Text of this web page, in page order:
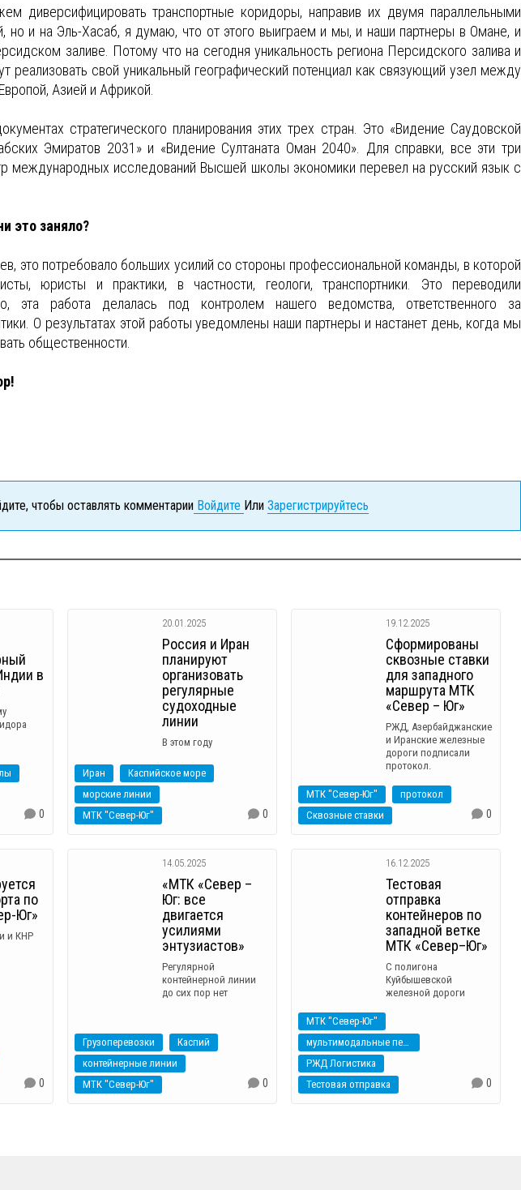
диверсифицировать транспортные коридоры, направив их двумя параллельными
но и на Эль-Хасаб, я думаю, что от этого выиграем и мы, и наши партнеры в Омане, и
заливе. Потому что на сегодня уникальность региона Персидского залива и
реализовать свой уникальный географический потенциал как связующий узел между
Азией и Африкой.
стратегического планирования этих трех стран. Это «Видение Саудовской
Эмиратов 2031» и «Видение Султаната Оман 2040». Для справки, все эти три
международных исследований Высшей школы экономики перевел на русский язык с
это заняло?
это потребовало больших усилий со стороны профессиональной команды, в которой
юристы и практики, в частности, геологи, транспортники. Это переводили
эта работа делалась под контролем нашего ведомства, ответственного за
О результатах этой работы уведомлены наши партнеры и настанет день, когда мы
общественности.
чтобы оставлять комментарии Войдите Или Зарегистрируйтесь
в
0
20.01.2025
Россия и Иран
планируют
организовать
регулярные
судоходные
линии
В этом году
Иран
Каспийское море
морские линии
МТК "Север-Юг"
0
19.12.2025
Сформированы
сквозные ставки
для западного
маршрута МТК
«Север – Юг»
РЖД, Азербайджанские
и Иранские железные
дороги подписали
протокол.
МТК "Север-Юг"
протокол
Сквозные ставки
0
по
Юг»
и КНР
0
14.05.2025
«МТК «Север –
Юг: все
двигается
усилиями
энтузиастов»
Регулярной
контейнерной линии
до сих пор нет
Грузоперевозки
Каспий
контейнерные линии
МТК "Север-Юг"
0
16.12.2025
Тестовая
отправка
контейнеров по
западной ветке
МТК «Север–Юг»
С полигона
Куйбышевской
железной дороги
МТК "Север-Юг"
мультимодальные перевозки
РЖД Логистика
Тестовая отправка
0